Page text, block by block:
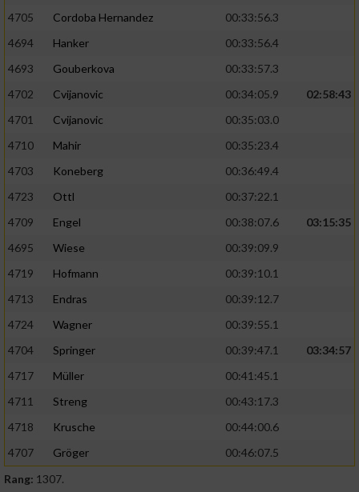
4705
Cordoba Hernandez
00:33:56.3
4694
Hanker
00:33:56.4
4693
Gouberkova
00:33:57.3
4702
Cvijanovic 00:34:05.9
02:58:43
4701
Cvijanovic
00:35:03.0
4710
Mahir
00:35:23.4
4703
Koneberg
00:36:49.4
4723
Ottl
00:37:22.1
4709
Engel 00:38:07.6
03:15:35
4695
Wiese
00:39:09.9
4719
Hofmann
00:39:10.1
4713
Endras
00:39:12.7
4724
Wagner
00:39:55.1
4704
Springer 00:39:47.1
03:34:57
4717
Müller
00:41:45.1
4711
Streng
00:43:17.3
4718
Krusche
00:44:00.6
4707
Gröger
00:46:07.5
Rang: 1307.